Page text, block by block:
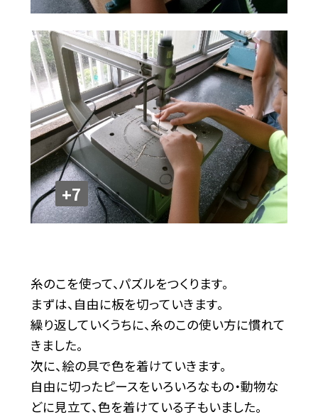
+7
糸のこを使って、パズルをつくります。
まずは、自由に板を切っていきます。
繰り返していくうちに、糸のこの使い方に慣れて
きました。
次に、絵の具で色を着けていきます。
自由に切ったピースをいろいろなもの・動物な
どに見立て、色を着けている子もいました。